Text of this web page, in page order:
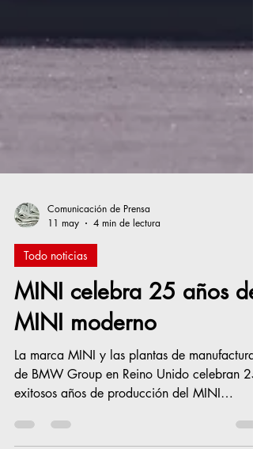
Comunicación de Prensa
11 may
4 min de lectura
Todo noticias
MINI celebra 25 años del
MINI moderno
La marca MINI y las plantas de manufactura
de BMW Group en Reino Unido celebran 25